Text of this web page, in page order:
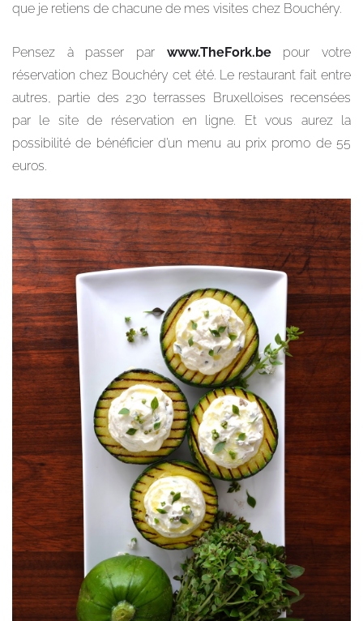
que je retiens de chacune de mes visites chez Bouchéry.
Pensez à passer par www.TheFork.bepour votre
réservation chez Bouchéry cet été. Le restaurant fait entre
autres, partie des 230 terrasses Bruxelloises recensées
par le site de réservation en ligne. Et vous aurez la
possibilité de bénéficier d’un menu au prix promo de 55
euros.